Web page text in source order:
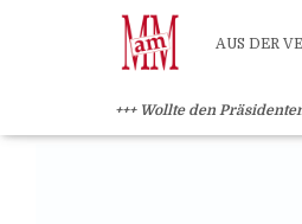
AUS DER
+++ Wollte den